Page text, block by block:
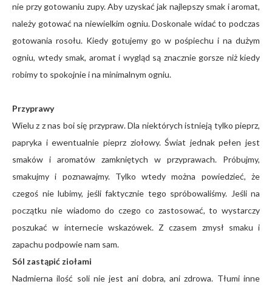
nie przy gotowaniu zupy. Aby uzyskać jak najlepszy smak i aromat,
należy gotować na niewielkim ogniu. Doskonale widać to podczas
gotowania rosołu. Kiedy gotujemy go w pośpiechu i na dużym
ogniu, wtedy smak, aromat i wygląd są znacznie gorsze niż kiedy
robimy to spokojnie i na minimalnym ogniu.
Przyprawy
Wielu z z nas boi się przypraw. Dla niektórych istnieją tylko pieprz,
papryka i ewentualnie pieprz ziołowy. Świat jednak pełen jest
smaków i aromatów zamkniętych w przyprawach. Próbujmy,
smakujmy i poznawajmy. Tylko wtedy można powiedzieć, że
czegoś nie lubimy, jeśli faktycznie tego spróbowaliśmy. Jeśli na
początku nie wiadomo do czego co zastosować, to wystarczy
poszukać w internecie wskazówek. Z czasem zmysł smaku i
zapachu podpowie nam sam.
Sól zastąpić ziołami
Nadmierna ilość soli nie jest ani dobra, ani zdrowa. Tłumi inne